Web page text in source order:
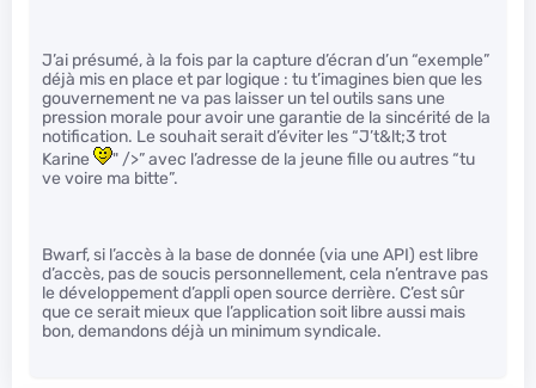
J’ai présumé, à la fois par la capture d’écran d’un “exemple”
déjà mis en place et par logique : tu t’imagines bien que les
gouvernement ne va pas laisser un tel outils sans une
pression morale pour avoir une garantie de la sincérité de la
notification. Le souhait serait d’éviter les “J’t&lt;3 trot
Karine
" />” avec l’adresse de la jeune fille ou autres “tu
ve voire ma bitte”.
Bwarf, si l’accès à la base de donnée (via une API) est libre
d’accès, pas de soucis personnellement, cela n’entrave pas
le développement d’appli open source derrière. C’est sûr
que ce serait mieux que l’application soit libre aussi mais
bon, demandons déjà un minimum syndicale.